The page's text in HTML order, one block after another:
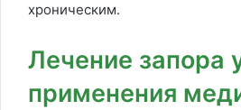
хроническим.
Лечение запора
применения